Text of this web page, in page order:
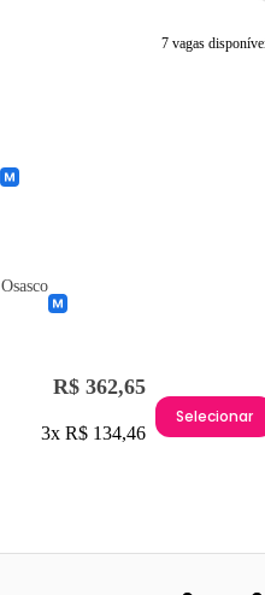
7 vagas
R$ 362,65
3x R$ 134,46
Selecionar